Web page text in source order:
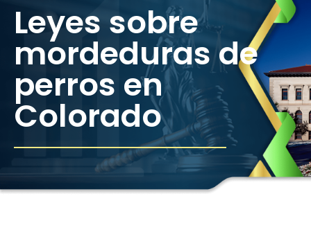
Leyes sobre
mordeduras de
perros en
Colorado